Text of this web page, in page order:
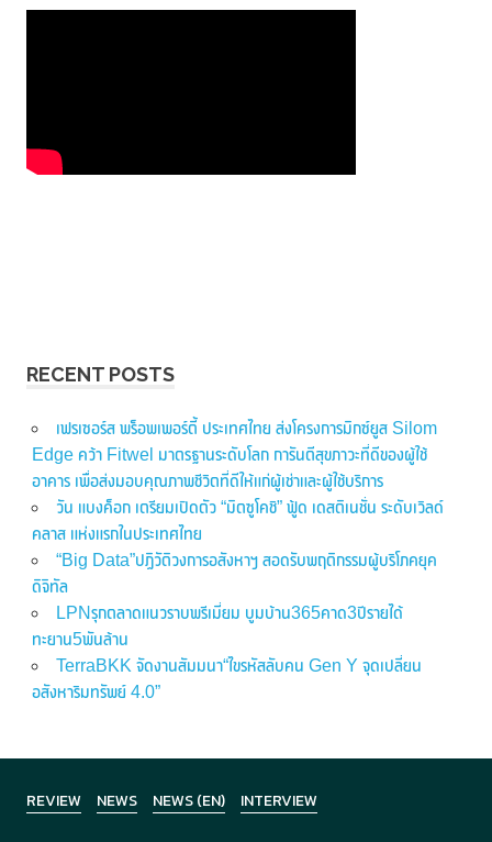
RECENT POSTS
เฟรเซอร์ส พร็อพเพอร์ตี้ ประเทศไทย ส่งโครงการมิกซ์ยูส Silom
Edge คว้า Fitwel มาตรฐานระดับโลก การันตีสุขภาวะที่ดีของผู้ใช้
อาคาร เพื่อส่งมอบคุณภาพชีวิตที่ดีให้แก่ผู้เช่าและผู้ใช้บริการ
วัน แบงค็อก เตรียมเปิดตัว “มิตซูโคชิ” ฟู้ด เดสติเนชั่น ระดับเวิลด์
คลาส แห่งแรกในประเทศไทย
“Big Data”ปฏิวัติวงการอสังหาฯ สอดรับพฤติกรรมผู้บริโภคยุค
ดิจิทัล
LPNรุกตลาดแนวราบพรีเมี่ยม บูมบ้าน365คาด3ปีรายได้
ทะยาน5พันล้าน
TerraBKK จัดงานสัมมนา“ไขรหัสลับคน Gen Y จุดเปลี่ยน
อสังหาริมทรัพย์ 4.0”
REVIEW NEWS NEWS (EN) INTERVIEW